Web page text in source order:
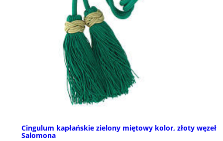
Cingulum kapłańskie zielony miętowy kolor, złoty węzeł
Salomona